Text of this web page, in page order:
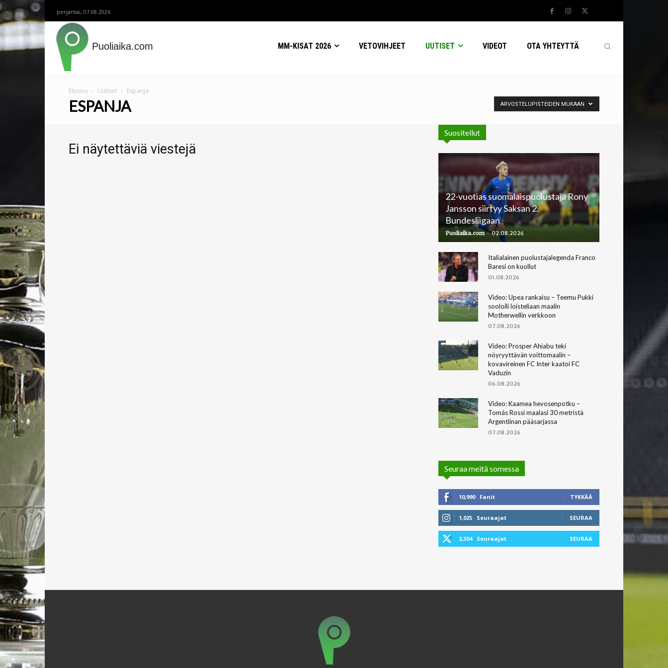
perjantai, 07.08.2026
Puoliaika.com MM-KISAT 2026 VETOVIHJEET UUTISET VIDEOT OTA YHTEYTTÄ
Etusivu Uutiset Espanja
ESPANJA ARVOSTELUPISTEIDEN MUKAAN
Ei näytettäviä viestejä
Suositellut
22-vuotias suomalaispuolustaja Rony
Jansson siirtyy Saksan 2.
Bundesliigaan
Puoliaika.com - 02.08.2026
Italialainen puolustajalegenda Franco
Baresi on kuollut
01.08.2026
Video: Upea rankaisu – Teemu Pukki
sooloili loisteliaan maalin
Motherwellin verkkoon
07.08.2026
Video: Prosper Ahiabu teki
nöyryyttävän voittomaalin –
kovavireinen FC Inter kaatoi FC
Vaduzin
06.08.2026
Video: Kaamea hevosenpotku –
Tomás Rossi maalasi 30 metristä
Argentiinan pääsarjassa
07.08.2026
Seuraa meitä somessa
10,990 Fanit TYKKÄÄ
1,025 Seuraajat SEURAA
2,304 Seuraajat SEURAA